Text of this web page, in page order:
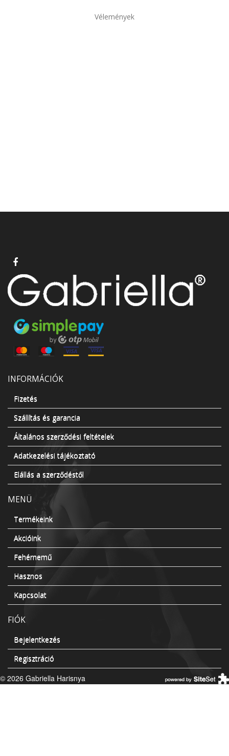
Vélemények
INFORMÁCIÓK
Fizetés
Szállítás és garancia
Általános szerződési feltételek
Adatkezelési tájékoztató
Elállás a szerződéstől
MENÜ
Termékeink
Akcióink
Fehérnemű
Hasznos
Kapcsolat
FIÓK
Bejelentkezés
Regisztráció
© 2026 Gabriella Harisnya